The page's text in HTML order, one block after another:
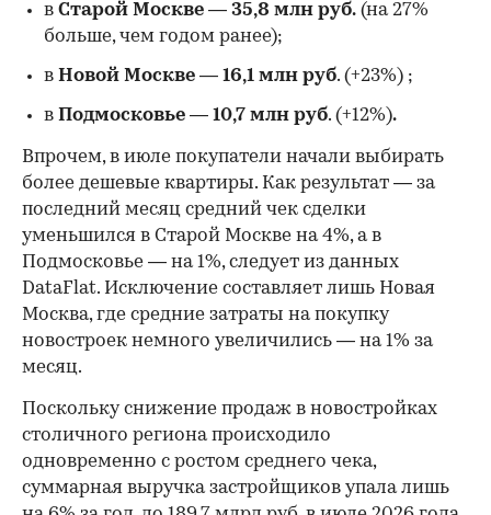
в Старой Москве — 35,8 млн руб. (на 27%
больше, чем годом ранее);
в Новой Москве — 16,1 млн руб. (+23%) ;
в Подмосковье — 10,7 млн руб. (+12%).
Впрочем, в июле покупатели начали выбирать
более дешевые квартиры. Как результат — за
последний месяц средний чек сделки
уменьшился в Старой Москве на 4%, а в
Подмосковье — на 1%, следует из данных
DataFlat. Исключение составляет лишь Новая
Москва, где средние затраты на покупку
новостроек немного увеличились — на 1% за
месяц.
Поскольку снижение продаж в новостройках
столичного региона происходило
одновременно с ростом среднего чека,
суммарная выручка застройщиков упала лишь